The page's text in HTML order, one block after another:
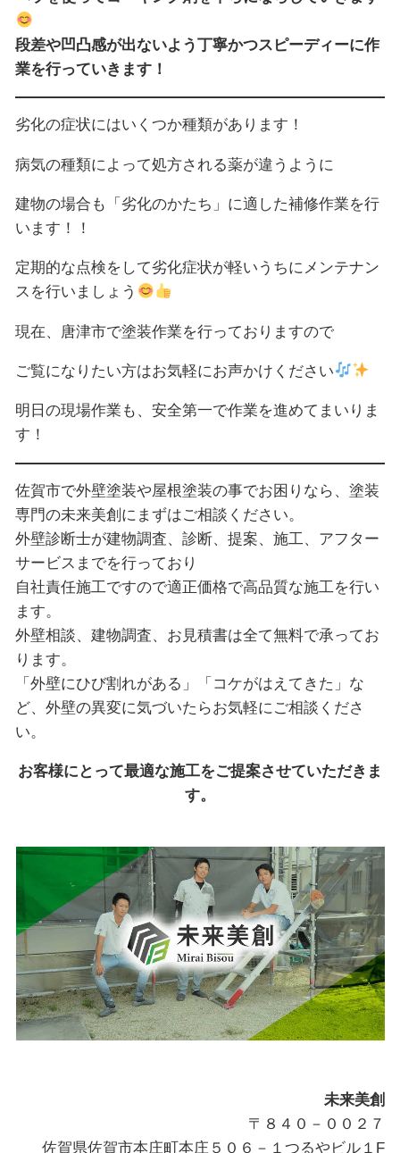
段差や凹凸感が出ないよう丁寧かつスピーディーに作
業を行っていきます！
劣化の症状にはいくつか種類があります！
病気の種類によって処方される薬が違うように
建物の場合も「劣化のかたち」に適した補修作業を行
います！！
定期的な点検をして劣化症状が軽いうちにメンテナン
スを行いましょう
現在、唐津市で塗装作業を行っておりますので
ご覧になりたい方はお気軽にお声かけください
明日の現場作業も、安全第一で作業を進めてまいりま
す！
佐賀市で外壁塗装や屋根塗装の事でお困りなら、塗装
専門の未来美創にまずはご相談ください。
外壁診断士が建物調査、診断、提案、施工、アフター
サービスまでを行っており
自社責任施工ですので適正価格で高品質な施工を行い
ます。
外壁相談、建物調査、お見積書は全て無料で承ってお
ります。
「外壁にひび割れがある」「コケがはえてきた」な
ど、外壁の異変に気づいたらお気軽にご相談くださ
い。
お客様にとって最適な施工をご提案させていただきま
す。
未来美創
〒８４０－００２７
佐賀県佐賀市本庄町本庄５０６－１つるやビル１F